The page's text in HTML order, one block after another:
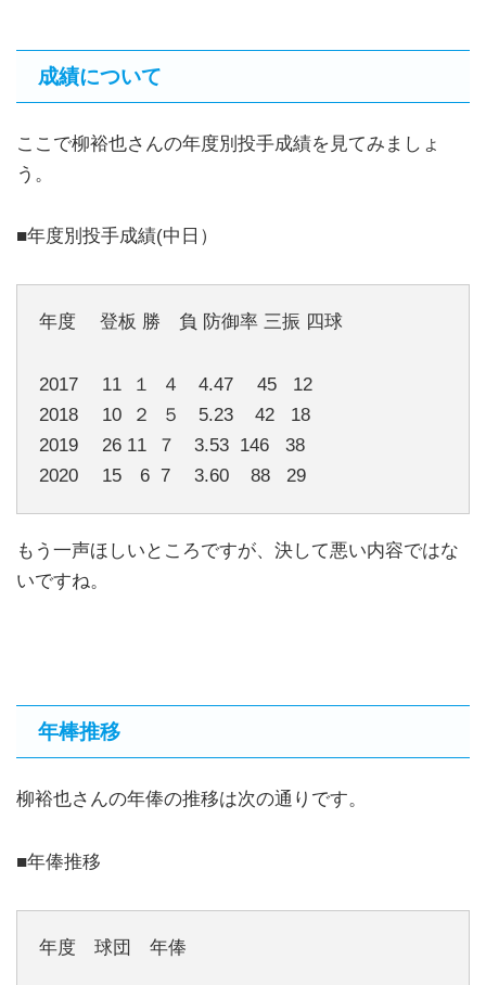
成績について
ここで柳裕也さんの年度別投手成績を見てみましょ
う。
■年度別投手成績(中日）
年度 登板 勝 負 防御率 三振 四球
2017 11 １ ４ 4.47 45 12
2018 10 ２ ５ 5.23 42 18
2019 26 11 ７ 3.53 146 38
2020 15 6 7 3.60 88 29
もう一声ほしいところですが、決して悪い内容ではな
いですね。
年棒推移
柳裕也さんの年俸の推移は次の通りです。
■年俸推移
年度 球団 年俸